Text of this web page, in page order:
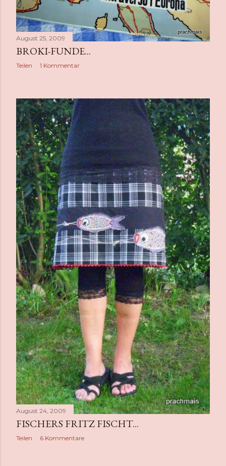
August 25, 2009
BROKI-FUNDE...
Teilen 1 Kommentar
August 24, 2009
FISCHERS FRITZ FISCHT...
Teilen 6 Kommentare